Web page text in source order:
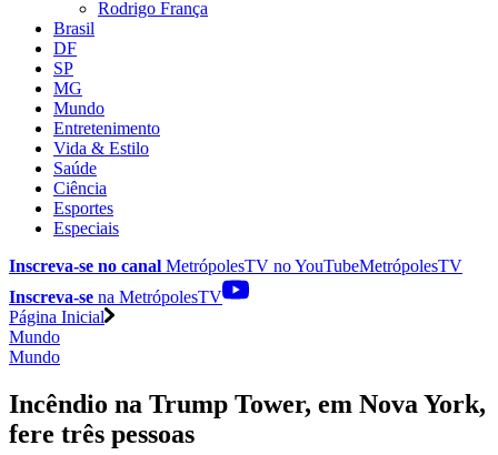
Rodrigo França
Brasil
DF
SP
MG
Mundo
Entretenimento
Vida & Estilo
Saúde
Ciência
Esportes
Especiais
Inscreva-se no canal MetrópolesTV noYouTubeMetrópolesTV
Inscreva-se na MetrópolesTV
Página Inicial
Mundo
Mundo
Incêndio na Trump Tower, em Nova York,
fere três pessoas